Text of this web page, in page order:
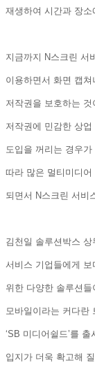
재생하여 시간과 장소
지금까지 N 스크린 서
이용하면서 화면 캡쳐
저작권을 보호하는 것
저작권에 민감한 상업
도입을 꺼리는 경우가
따라 많은 멀티미디어
되면서 N 스크린 서비
김천일 솔루션박스 상
서비스 기업들에게 보
위한 다양한 솔루션들
모바일이라는 커다란
‘SB 미디어쉴드’를 출
입지가 더욱 확고해 질